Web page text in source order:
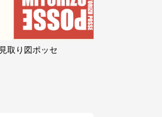
見取り図ポッセ